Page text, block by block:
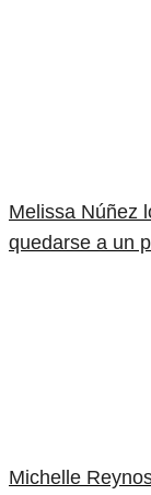
Melissa Núñez
quedarse a un
Michelle